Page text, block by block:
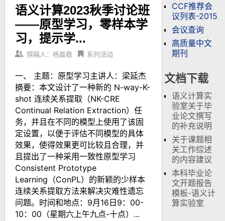
语义计算2023秋季讨论班
——原型学习，零样本学
习，提示学...
撰稿人：杨磊稳 系列活动
一、 主题：原型学习主讲人：梁延杰
摘要：本文设计了一种新的 N-way-K-
shot 连续关系提取（NK-CRE
Continual Relation Extraction）任
务，并且在不同的模型上使用了该固
定设置，以便于评估不同模型的具体
效果，使得效果更可比较且合理，并
且提出了一种采用一致性原型学习
Consistent Prototype
Learning（ConPL）的新颖的少样本
连续关系提取方法来解决灾难性遗忘
问题。时间和地点：9月16日9：00-
10：00（星期六上午九点-十点）...
CCF推荐会
议列表-2015
会议查询
高质量中文
期刊
文档下载
语义计算实
验室关于毕
业论文撰写
的补充说明
关于课题相
关工作综述
的内容建议
本科毕业论
文开题报告
模板-语义计
算实验室